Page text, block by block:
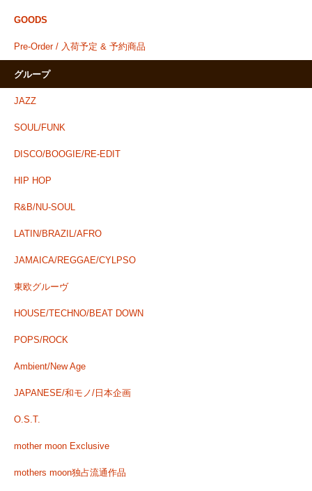
GOODS
Pre-Order / 入荷予定 & 予約商品
グループ
JAZZ
SOUL/FUNK
DISCO/BOOGIE/RE-EDIT
HIP HOP
R&B/NU-SOUL
LATIN/BRAZIL/AFRO
JAMAICA/REGGAE/CYLPSO
東欧グルーヴ
HOUSE/TECHNO/BEAT DOWN
POPS/ROCK
Ambient/New Age
JAPANESE/和モノ/日本企画
O.S.T.
mother moon Exclusive
mothers moon独占流通作品